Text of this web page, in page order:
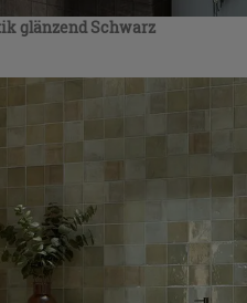
glänzend Schwarz